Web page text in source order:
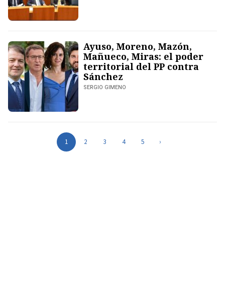
Ayuso, Moreno, Mazón,
Mañueco, Miras: el poder
territorial del PP contra
Sánchez
SERGIO GIMENO
1 2 3 4 5 ›